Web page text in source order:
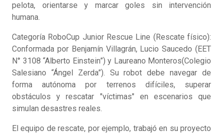
pelota, orientarse y marcar goles sin intervención
humana.
Categoría RoboCup Junior Rescue Line (Rescate físico):
Conformada por Benjamín Villagrán, Lucio Saucedo (EET
N° 3108 “Alberto Einstein”) y Laureano Monteros(Colegio
Salesiano “Ángel Zerda”). Su robot debe navegar de
forma autónoma por terrenos difíciles, superar
obstáculos y rescatar "víctimas" en escenarios que
simulan desastres reales.
El equipo de rescate, por ejemplo, trabajó en su proyecto